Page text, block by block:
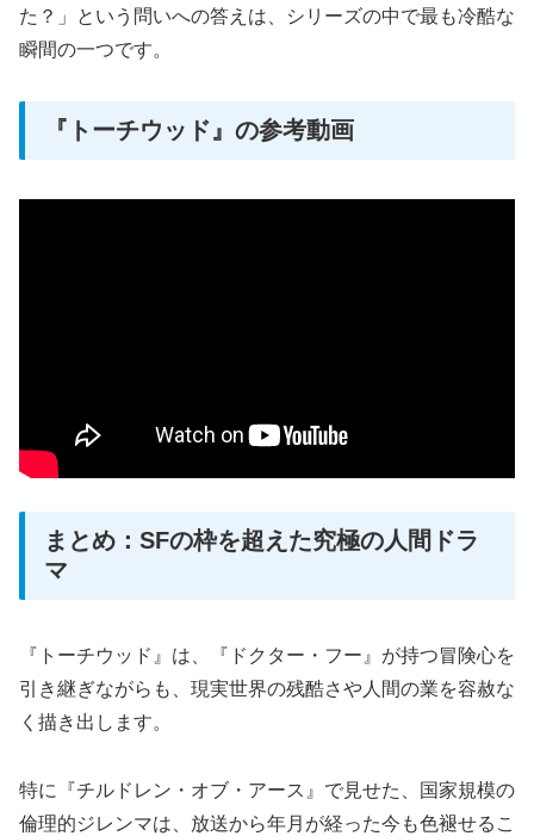
た？」という問いへの答えは、シリーズの中で最も冷酷な
瞬間の一つです。
『トーチウッド』の参考動画
まとめ：SFの枠を超えた究極の人間ドラ
マ
『トーチウッド』は、『ドクター・フー』が持つ冒険心を
引き継ぎながらも、現実世界の残酷さや人間の業を容赦な
く描き出します。
特に『チルドレン・オブ・アース』で見せた、国家規模の
倫理的ジレンマは、放送から年月が経った今も色褪せるこ